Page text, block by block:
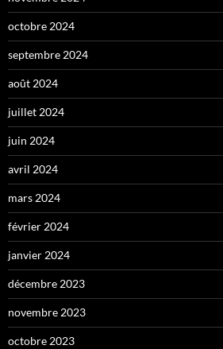
octobre 2024
septembre 2024
août 2024
juillet 2024
juin 2024
avril 2024
mars 2024
février 2024
janvier 2024
décembre 2023
novembre 2023
octobre 2023